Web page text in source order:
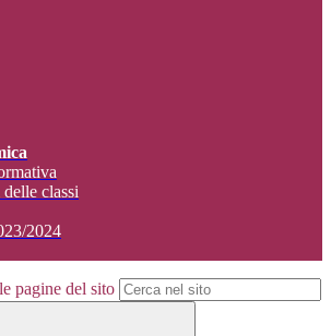
classi
2024
pagine del sito